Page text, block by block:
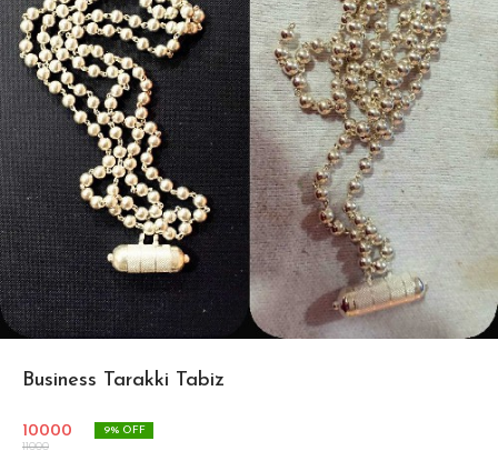
Business Tarakki Tabiz
10000
11000
9% OFF